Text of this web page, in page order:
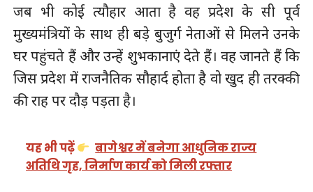
जब भी कोई त्यौहार आता है वह प्रदेश के सी पूर्व
मुख्यमंत्रियों के साथ ही बड़े बुजुर्ग नेताओं से मिलने उनके
घर पहुंचते हैं और उन्हें शुभकानाएं देते हैं। वह जानते हैं कि
जिस प्रदेश में राजनैतिक सौहार्द होता है वो खुद ही तरक्की
की राह पर दौड़ पड़ता है।
यह भी पढ़ें
बागेश्वर में बनेगा आधुनिक राज्य
अतिथि गृह, निर्माण कार्य को मिली रफ्तार